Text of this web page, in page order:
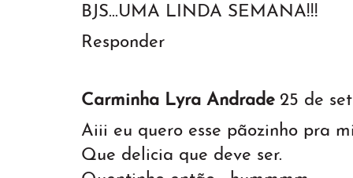
BJS...UMA LINDA SEMANA!!!
Responder
Carminha Lyra Andrade 25 de
Aiii eu quero esse pãozinho pra
Que delicia que deve ser.